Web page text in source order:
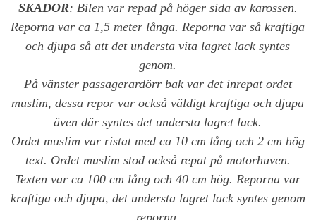
SKADOR: Bilen var repad på höger sida av karossen.
Reporna var ca 1,5 meter långa. Reporna var så kraftiga
och djupa så att det understa vita lagret lack syntes
genom.
På vänster passagerardörr bak var det inrepat ordet
muslim, dessa repor var också väldigt kraftiga och djupa
även där syntes det understa lagret lack.
Ordet muslim var ristat med ca 10 cm lång och 2 cm hög
text. Ordet muslim stod också repat på motorhuven.
Texten var ca 100 cm lång och 40 cm hög. Reporna var
kraftiga och djupa, det understa lagret lack syntes genom